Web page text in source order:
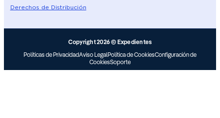
Derechos de Distribución
Copyright 2026 © Expedientes
Políticas de PrivacidadAviso LegalPolítica de CookiesConfiguración de
CookiesSoporte